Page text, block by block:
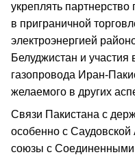
укреплять
в приграничной
электроэнергией
Белуджистан и участия
газопровода Иран-
желаемого в других
Связи Пакистана с
особенно с
союзы с Соединенными